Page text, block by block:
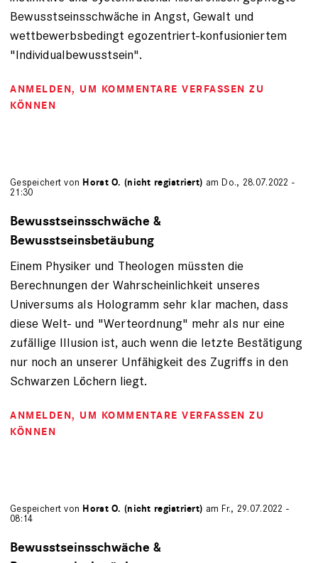
Bewusstseinsschwäche in Angst, Gewalt und
wettbewerbsbedingt egozentriert-konfusioniertem
"Individualbewusstsein".
ANMELDEN, UM KOMMENTARE VERFASSEN ZU
KÖNNEN
Gespeichert von Horst O. (nicht registriert) am Do., 28.07.2022 -
21:30
Bewusstseinsschwäche &
Bewusstseinsbetäubung
Einem Physiker und Theologen müssten die
Berechnungen der Wahrscheinlichkeit unseres
Universums als Hologramm sehr klar machen, dass
diese Welt- und "Werteordnung" mehr als nur eine
zufällige Illusion ist, auch wenn die letzte Bestätigung
nur noch an unserer Unfähigkeit des Zugriffs in den
Schwarzen Löchern liegt.
ANMELDEN, UM KOMMENTARE VERFASSEN ZU
KÖNNEN
Gespeichert von Horst O. (nicht registriert) am Fr., 29.07.2022 -
08:14
Bewusstseinsschwäche &